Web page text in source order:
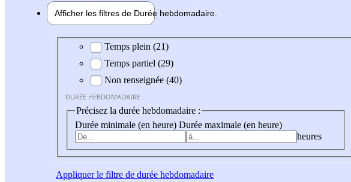
Afficher les filtres de Durée hebdomadaire
Durée hebdomadaire
Temps plein (21)
Temps partiel (29)
Non renseignée (40)
DURÉE HEBDOMADAIRE
Précisez la durée hebdomadaire :
Durée minimale (en heure) Durée maximale (en heure)
heures
Appliquerle filtre de durée hebdomadaire